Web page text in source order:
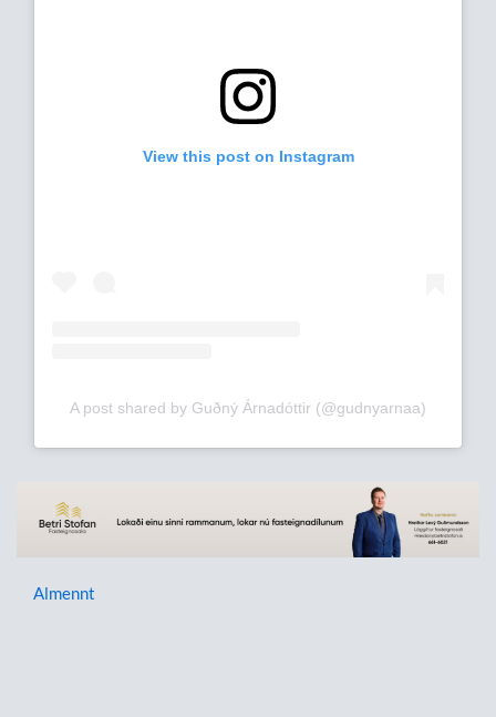
View this post on Instagram
A post shared by Guðný Árnadóttir (@gudnyarnaa)
Almennt